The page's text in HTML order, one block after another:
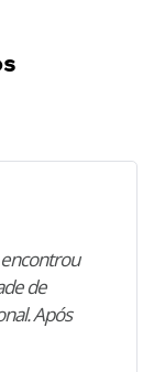
encontrou
de
Após